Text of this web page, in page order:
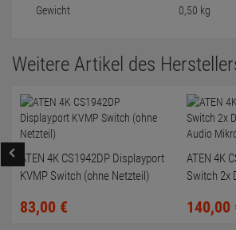
Gewicht 0,50 kg
Weitere Artikel des
ATEN 4K CS1942DP Displayport
KVMP Switch (ohne Netzteil)
83,00 €
ATEN 4K
Switch 2x
140,00